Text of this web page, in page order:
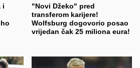
i
"Novi Džeko" pred
transferom karijere!
Wolfsburg dogovorio posao
vrijedan čak 25 miliona eura!